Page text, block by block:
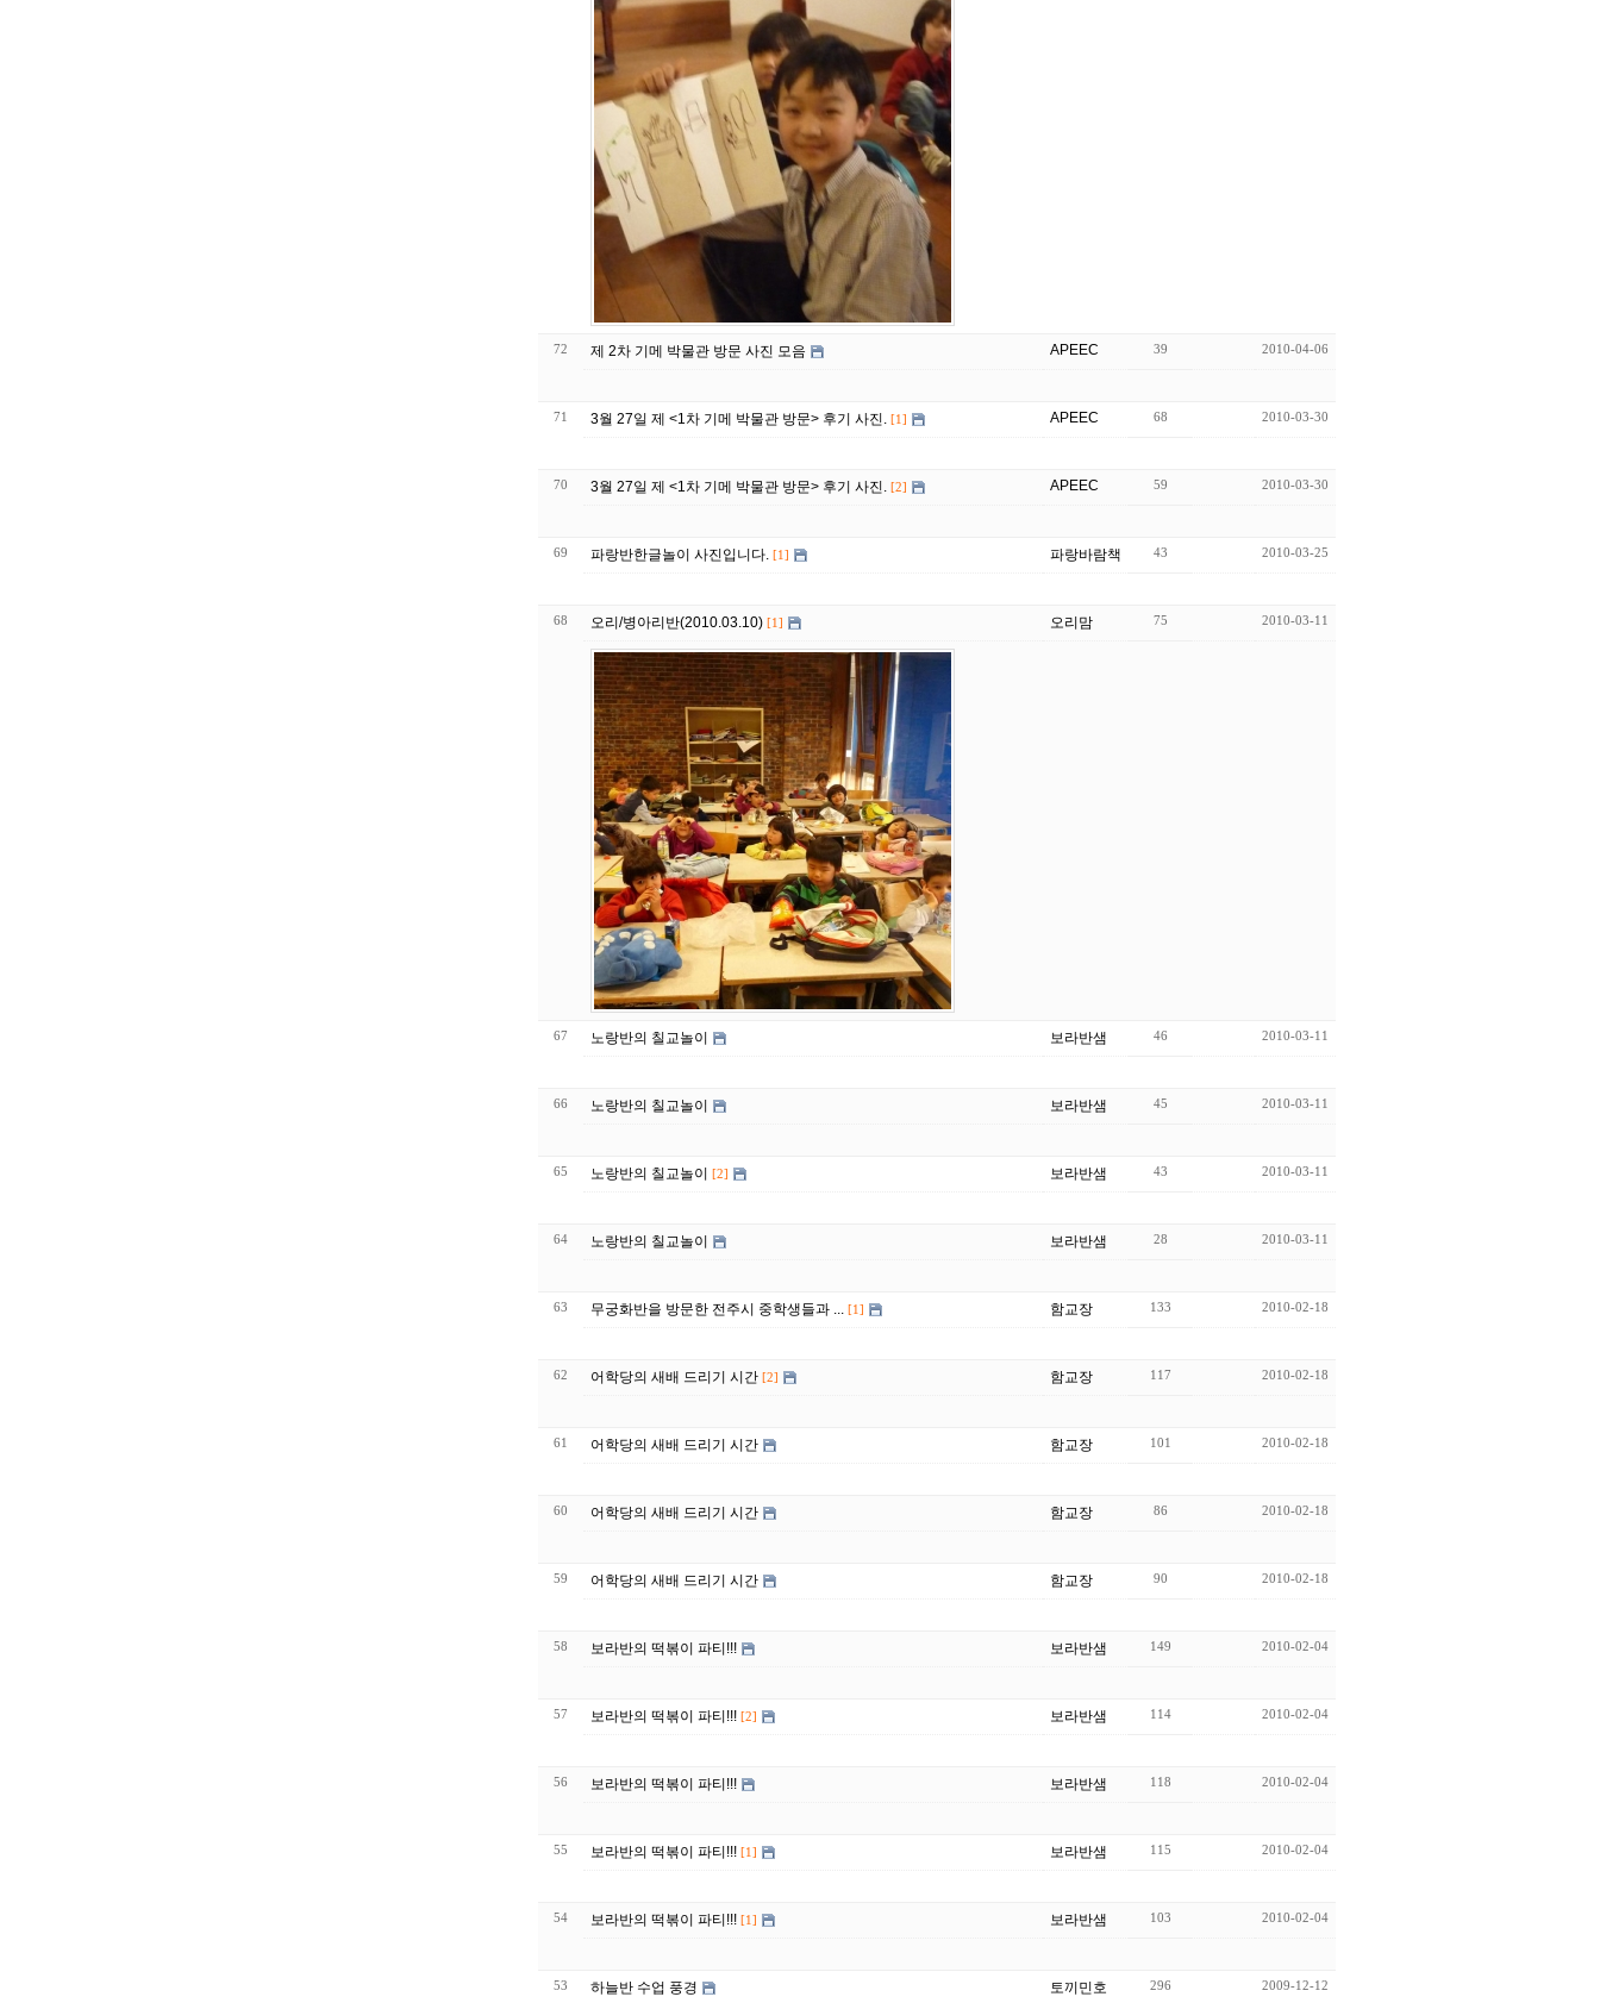
72 제 2차 기메 박물관 방문 사진 모음 APEEC 39 2010-04-06
71 3월 27일 제 <1차 기메 박물관 방문> 후기 사진. [1] APEEC 68 2010-03-30
70 3월 27일 제 <1차 기메 박물관 방문> 후기 사진. [2] APEEC 59 2010-03-30
69 파랑반한글놀이 사진입니다. [1] 파랑바람책 43 2010-03-25
68 오리/병아리반(2010.03.10) [1] 오리맘 75 2010-03-11
67 노랑반의 칠교놀이 보라반샘 46 2010-03-11
66 노랑반의 칠교놀이 보라반샘 45 2010-03-11
65 노랑반의 칠교놀이 [2] 보라반샘 43 2010-03-11
64 노랑반의 칠교놀이 보라반샘 28 2010-03-11
63 무궁화반을 방문한 전주시 중학생들과 ... [1] 함교장 133 2010-02-18
62 어학당의 새배 드리기 시간 [2] 함교장 117 2010-02-18
61 어학당의 새배 드리기 시간 함교장 101 2010-02-18
60 어학당의 새배 드리기 시간 함교장 86 2010-02-18
59 어학당의 새배 드리기 시간 함교장 90 2010-02-18
58 보라반의 떡볶이 파티!!! 보라반샘 149 2010-02-04
57 보라반의 떡볶이 파티!!! [2] 보라반샘 114 2010-02-04
56 보라반의 떡볶이 파티!!! 보라반샘 118 2010-02-04
55 보라반의 떡볶이 파티!!! [1] 보라반샘 115 2010-02-04
54 보라반의 떡볶이 파티!!! [1] 보라반샘 103 2010-02-04
53 하늘반 수업 풍경 토끼민호 296 2009-12-12